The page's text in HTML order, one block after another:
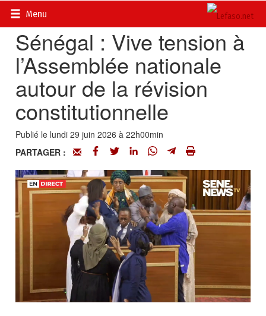
Menu
Accueil>
Sénégal : Vive tension à
l’Assemblée nationale
autour de la révision
constitutionnelle
Publié le lundi 29 juin 2026 à 22h00min
PARTAGER :